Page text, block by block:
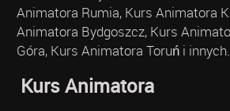
Animatora Rumia, Kurs Animatora
Animatora Bydgoszcz, Kurs
Góra, Kurs Animatora Toruń i innych.
Kurs Animatora